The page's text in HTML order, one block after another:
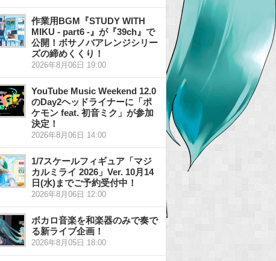
作業用BGM『STUDY WITH
MIKU - part6 -』が『39ch』で
公開！ボサノバアレンジシリー
ズの締めくくり！
2026年8月06日 19:00
YouTube Music Weekend 12.0
のDay2ヘッドライナーに「ポ
ケモン feat. 初音ミク」が参加
決定！
2026年8月06日 14:00
1/7スケールフィギュア「マジ
カルミライ 2026」Ver. 10月14
日(水)までご予約受付中！
2026年8月06日 12:00
ボカロ音楽を和楽器のみで奏で
る新ライブ企画！
2026年8月05日 18:00